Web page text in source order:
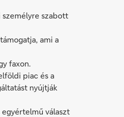
személyre szabott
ami a
faxon.
piac és a
nyújtják
választ